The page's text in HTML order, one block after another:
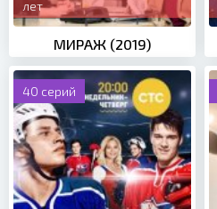
лет
МИРАЖ (2019)
40 серий